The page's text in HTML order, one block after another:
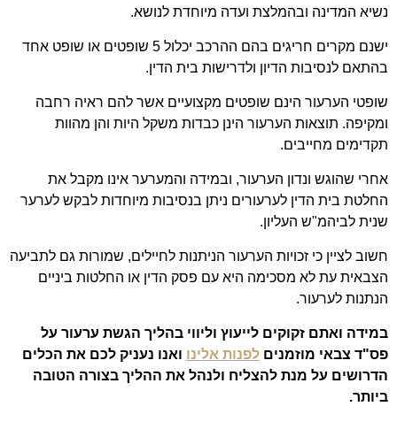
נשיא המדינה ובהמלצת ועדה מיוחדת לנושא.
ישנם מקרים חריגים בהם ההרכב יכלול 5 שופטים או שופט אחד
בהתאם לנסיבות הדיון ולדרישות בית הדין.
שופטי הערעור הינם שופטים מקצועיים אשר להם ראיה רחבה
ומקיפה. תוצאות הערעור הינן כבדות משקל היות והן מהוות
תקדימים מחייבים.
אחרי שהוגש ונדון הערעור, ובמידה והמערער אינו מקבל את
החלטת בית הדין לערעורים ניתן בנסיבות מיוחדות לבקש לערער
שנית לביהמ"ש העליון.
חשוב לציין כי זכויות הערעור הניתנות לחיילים, שמורות גם לתביעה
הצבאית עת לא מסכימה היא עם פסק הדין או החלטות ביניים
הנתנות לערעור.
במידה ואתם זקוקים לייעוץ וליווי בהליך הגשת ערעור על
פס"ד צבאי מוזמנים לפנות אלינו ואנו נעניק לכם את הכלים
הדרושים על מנת להצליח ולנהל את ההליך בצורה הטובה
ביותר.